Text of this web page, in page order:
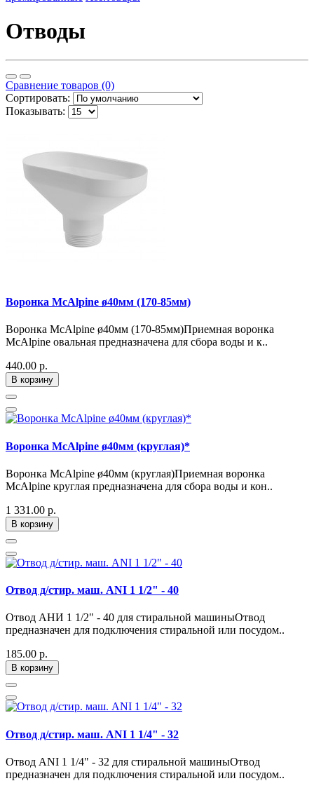
Отводы
Сравнение товаров (0)
Сортировать:
Показывать:
Воронка McAlpine ø40мм (170-85мм)
Воронка McAlpine ø40мм (170-85мм)Приемная воронка
McAlpine овальная предназначена для сбора воды и к..
440.00 р.
В корзину
Воронка McAlpine ø40мм (круглая)*
Воронка McAlpine ø40мм (круглая)Приемная воронка
McAlpine круглая предназначена для сбора воды и кон..
1 331.00 р.
В корзину
Отвод д/стир. маш. ANI 1 1/2" - 40
Отвод АНИ 1 1/2" - 40 для стиральной машиныОтвод
предназначен для подключения стиральной или посудом..
185.00 р.
В корзину
Отвод д/стир. маш. ANI 1 1/4" - 32
Отвод ANI 1 1/4" - 32 для стиральной машиныОтвод
предназначен для подключения стиральной или посудом..